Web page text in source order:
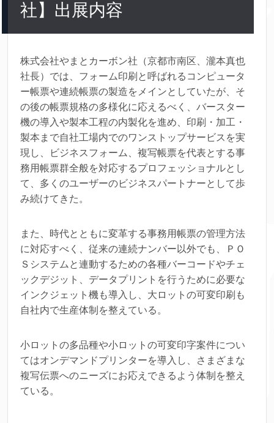
社】出展内容
株式会社やまとカーボン社（京都市南区、瀧本真也
社長）では、フォーム印刷と呼ばれるコンピュータ
ー帳票や連続帳票の製造をメインとしていたが、そ
の後の帳票規格の多様化に応えるべく、バースター
機の導入や製本工程の内製化を進め、印刷・加工・
製本まで自社工場内でのワンストップサービスを実
現し、ビジネスフォーム、複写帳票を代表とする事
務用帳票群全般を対応するプロフェッショナルとし
て、多くのユーザーのビジネスパートナーとして歩
み続けてきた。
また、時代とともに変革する事務用帳票の管理方法
に対応すべく、従来の連続ナンバー以外でも、ＰＯ
Ｓシステムと連動するための各種バーコードやチェ
ックデジット、データプリントを行うために必要な
インクジェット機も導入し、大ロットの可変印刷も
自社内で生産体制を整えている。
小ロットの多品種や小ロットの可変印字案件につい
てはオンデマンドプリンターを導入し、さまざまな
複写伝票へのニーズにお応えできるよう体制を整え
ている。